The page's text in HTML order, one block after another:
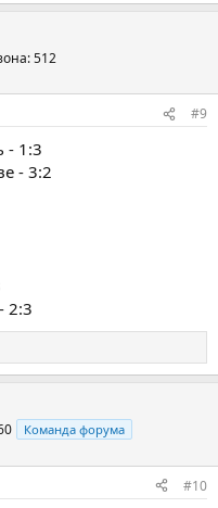
512
#9
- 1:3
- 3:2
2:3
Команда форума
#10